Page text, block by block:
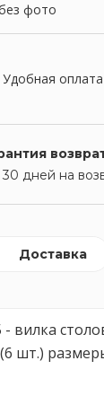
фото
Удобная
дней на
Доставка
шт.)